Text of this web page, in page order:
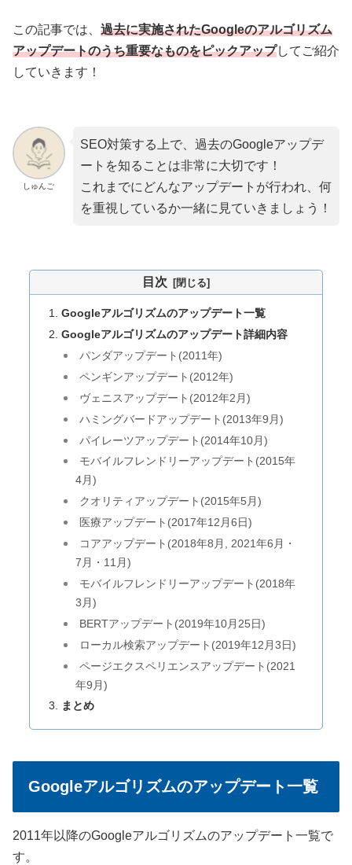
この記事では、 過去に実施されたGoogleのアルゴリズム
アップデートのうち重要なものをピックアップしてご紹介
していきます！
しゅんご
SEO対策する上で、過去のGoogleアップデ
ートを知ることは非常に大切です！
これまでにどんなアップデートが行われ、何
を重視しているか一緒に見ていきましょう！
目次
Googleアルゴリズムのアップデート一覧
Googleアルゴリズムのアップデート詳細内容
パンダアップデート(2011年)
ペンギンアップデート(2012年)
ヴェニスアップデート(2012年2月)
ハミングバードアップデート(2013年9月)
パイレーツアップデート(2014年10月)
モバイルフレンドリーアップデート(2015年
4月)
クオリティアップデート(2015年5月)
医療アップデート(2017年12月6日)
コアアップデート(2018年8月, 2021年6月・
7月・11月)
モバイルフレンドリーアップデート(2018年
3月)
BERTアップデート(2019年10月25日)
ローカル検索アップデート(2019年12月3日)
ページエクスペリエンスアップデート(2021
年9月)
まとめ
Googleアルゴリズムのアップデート一覧
2011年以降のGoogleアルゴリズムのアップデート一覧で
す。